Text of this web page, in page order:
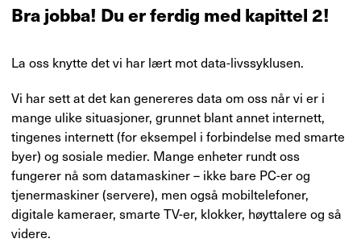
Bra jobba! Du er ferdig med kapittel 2!
La oss knytte det vi har lært mot data-livssyklusen.
Vi har sett at det kan genereres data om oss når vi er i
mange ulike situasjoner, grunnet blant annet internett,
tingenes internett (for eksempel i forbindelse med smarte
byer) og sosiale medier. Mange enheter rundt oss
fungerer nå som datamaskiner – ikke bare PC-er og
tjenermaskiner (servere), men også mobiltelefoner,
digitale kameraer, smarte TV-er, klokker, høyttalere og så
videre.